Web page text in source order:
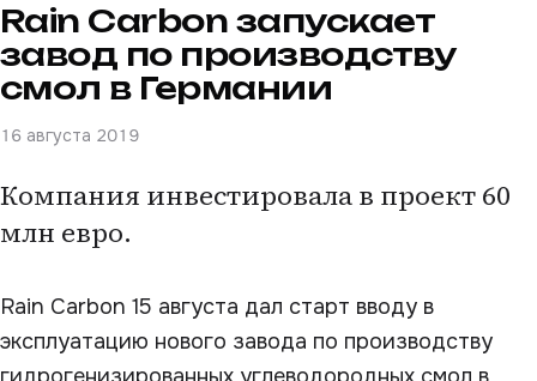
Rain Carbon запускает
завод по производству
смол в Германии
16 августа 2019
Компания инвестировала в проект 60
млн евро.
Rain Carbon 15 августа дал старт вводу в
эксплуатацию нового завода по производству